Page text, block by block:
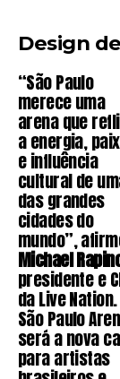
Design
“São Paulo
merece uma
arena que
a energia,
e influência
cultural de
das grandes
cidades do
mundo”,
Michael
presidente e
da Live Nation.
São Paulo
será a nova
para artistas